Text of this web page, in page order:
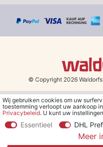
© Copyright 2026
*Gratis verzending in
kiezen van de
**Je ontvangt de
aangemeld voor de
Wij gebruiken cookies om uw
toestemming verloopt uw aankoop
Privacybeleid. U kunt uw
Essentieel DHL
Meer